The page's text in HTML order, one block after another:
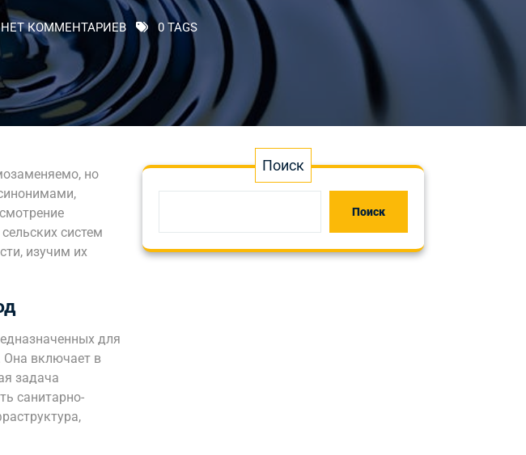
КОММЕНТАРИЕВ 0 TAGS
но
систем
изучим их
для
Она включает в
задача
санитарно-
Поиск
Поиск